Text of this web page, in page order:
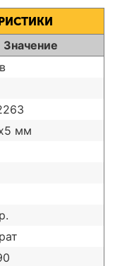
Значение
мм